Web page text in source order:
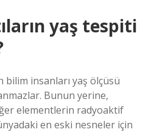
yaş tespiti
bilim insanları yaş ölçüsü
Bunun yerine,
elementlerin radyoaktif
en eski nesneler için